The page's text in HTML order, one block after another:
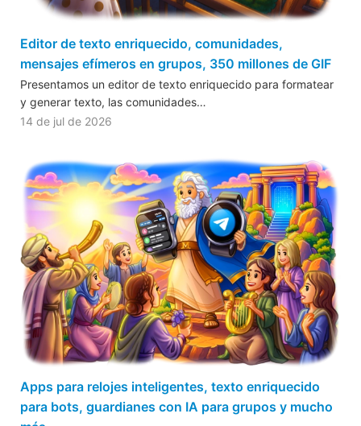
Editor de texto enriquecido, comunidades,
mensajes efímeros en grupos, 350 millones de GIF
Presentamos un editor de texto enriquecido para formatear
y generar texto, las comunidades…
14 de jul de 2026
Apps para relojes inteligentes, texto enriquecido
para bots, guardianes con IA para grupos y mucho